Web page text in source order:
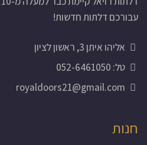
עבורכם דלתות חדשות!
אליהו איתן 3, ראשון לציון
טל: 052-6461050
חנות